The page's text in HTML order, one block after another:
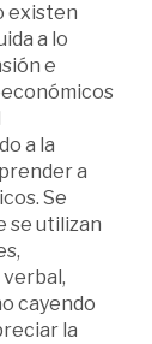
existen
a lo
e
a la
a
Se
se utilizan
cayendo
la